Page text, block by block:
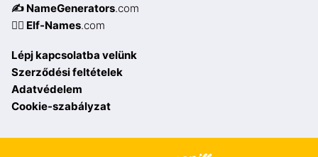
✍️ NameGenerators.com
🧝‍♀️ Elf-Names.com
Lépj kapcsolatba velünk
Szerződési feltételek
Adatvédelem
Cookie-szabályzat